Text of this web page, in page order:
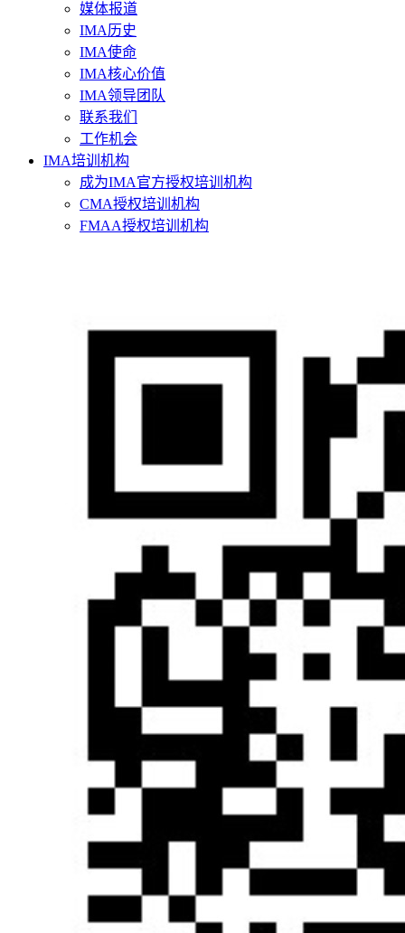
媒体报道
IMA历史
IMA使命
IMA核心价值
IMA领导团队
联系我们
工作机会
IMA培训机构
成为IMA官方授权培训机构
CMA授权培训机构
FMAA授权培训机构